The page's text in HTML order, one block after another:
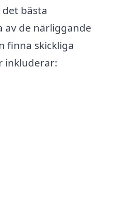
bästa
av de närliggande
finna skickliga
inkluderar: